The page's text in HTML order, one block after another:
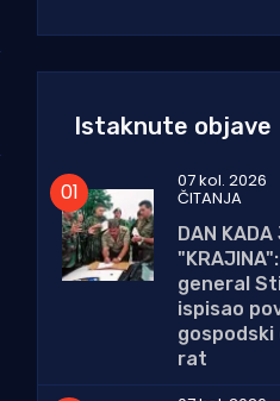
Istaknute objave
07 kol. 2026
ČITANJA
DAN
general
ispisao
gospodski
rat